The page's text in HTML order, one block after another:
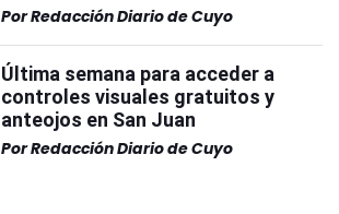
PorRedacción Diario de Cuyo
Última semana para acceder a
controles visuales gratuitos y
anteojos en San Juan
PorRedacción Diario de Cuyo